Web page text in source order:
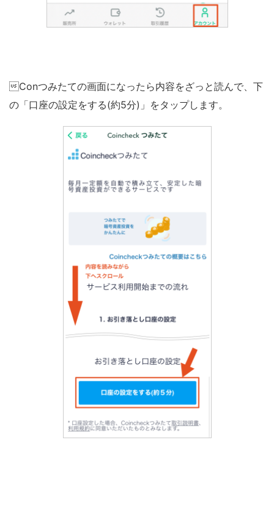
Conつみたての画面になったら内容をざっと読んで、下
の「口座の設定をする(約5分)」をタップします。